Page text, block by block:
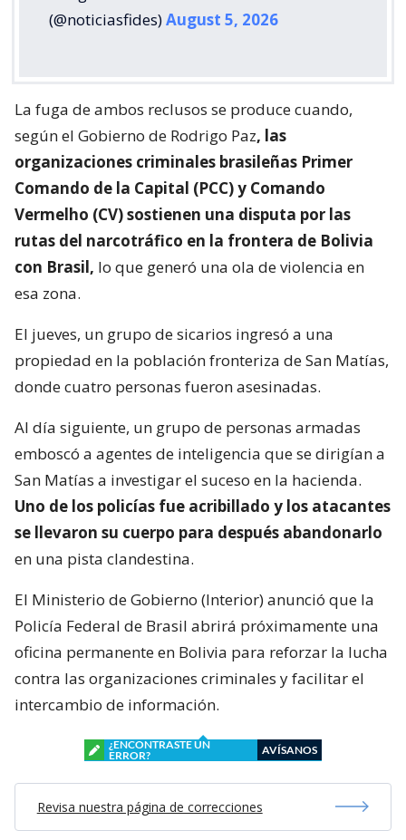
(@noticiasfides)August 5, 2026
La fuga de ambos reclusos se produce cuando,
según el Gobierno de Rodrigo Paz, las
organizaciones criminales brasileñas Primer
Comando de la Capital (PCC) y Comando
Vermelho (CV) sostienen una disputa por las
rutas del narcotráfico en la frontera de Bolivia
con Brasil, lo que generó una ola de violencia en
esa zona.
El jueves, un grupo de sicarios ingresó a una
propiedad en la población fronteriza de San Matías,
donde cuatro personas fueron asesinadas.
Al día siguiente, un grupo de personas armadas
emboscó a agentes de inteligencia que se dirigían a
San Matías a investigar el suceso en la hacienda.
Uno de los policías fue acribillado y los atacantes
se llevaron su cuerpo para después abandonarlo
en una pista clandestina.
El Ministerio de Gobierno (Interior) anunció que la
Policía Federal de Brasil abrirá próximamente una
oficina permanente en Bolivia para reforzar la lucha
contra las organizaciones criminales y facilitar el
intercambio de información.
¿ENCONTRASTE UN
ERROR?
AVÍSANOS
Revisa nuestra página de correcciones